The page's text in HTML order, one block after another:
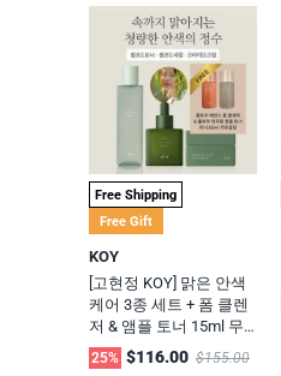
l + 카밍비어 맥주효모 트
리트먼트 220ml) #지성
두피 #탈모기능성
Free Shipping
Free Gift
KOY
[고현정 KOY] 맑은 안색
케어 3종 세트 + 폼 클렌
저 & 앰플 토너 15ml 무
료증정
25% $116.00 $155.00